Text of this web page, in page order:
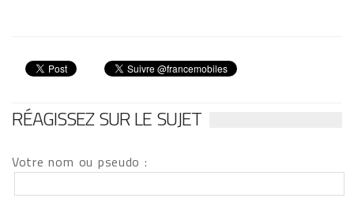
RÉAGISSEZ SUR LE SUJET
Votre nom ou pseudo :